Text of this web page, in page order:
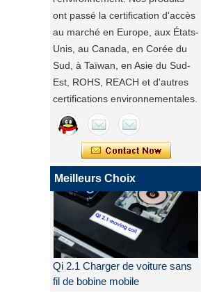
ont passé la certification d'accès
au marché en Europe, aux États-
Unis, au Canada, en Corée du
Sud, à Taïwan, en Asie du Sud-
Est, ROHS, REACH et d'autres
certifications environnementales.
Meilleurs Choix
Qi 2.1 Charger de voiture sans
fil de bobine mobile